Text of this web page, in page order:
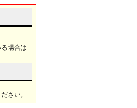
場合は
さい。